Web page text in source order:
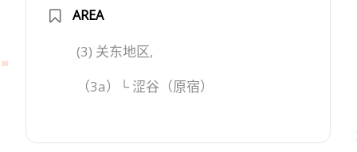
AREA
(3) 关东地区,
（3a）└ 涩谷（原宿）